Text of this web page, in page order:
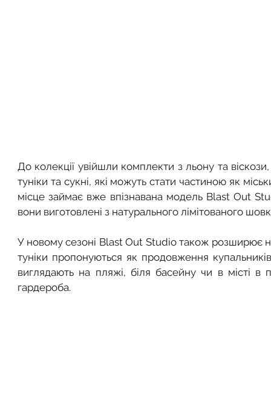
До колекції увійшли комплекти з льону та
туніки та сукні, які можуть стати частиною як
місце займає вже впізнавана модель Blast Out
вони виготовлені з натурального лімітованого
У новому сезоні Blast Out Studio також розширює
туніки пропонуються як продовження
виглядають на пляжі, біля басейну чи в місті
гардероба.